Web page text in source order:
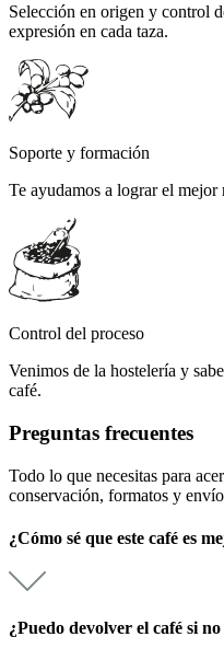
Selección en origen y control
expresión en cada taza.
Soporte y formación
Te ayudamos a lograr el mejor
Control del proceso
Venimos de la hostelería y
café.
Preguntas frecuentes
Todo lo que necesitas para
conservación, formatos y
¿Cómo sé que este café es
¿Puedo devolver el café si no